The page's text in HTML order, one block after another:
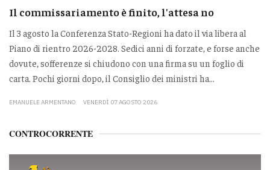
Il commissariamento è finito, l'attesa no
Il 3 agosto la Conferenza Stato-Regioni ha dato il via libera al
Piano di rientro 2026-2028. Sedici anni di forzate, e forse anche
dovute, sofferenze si chiudono con una firma su un foglio di
carta. Pochi giorni dopo, il Consiglio dei ministri ha...
EMANUELE ARMENTANO VENERDÌ 07 AGOSTO 2026
CONTROCORRENTE